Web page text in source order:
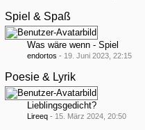
Spiel & Spaß
Was wäre wenn - Spiel
endortos - 19. Juni 2023, 22:15
Poesie & Lyrik
Lieblingsgedicht?
Lireeq - 15. März 2024, 20:50